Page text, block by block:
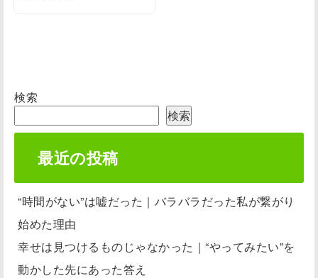
検索
検索
最近の投稿
“時間がない”は嘘だった｜バラバラだった私が繋がり
始めた理由
幸せは見つけるものじゃなかった｜“やってみたい”を
動かした先にあった答え